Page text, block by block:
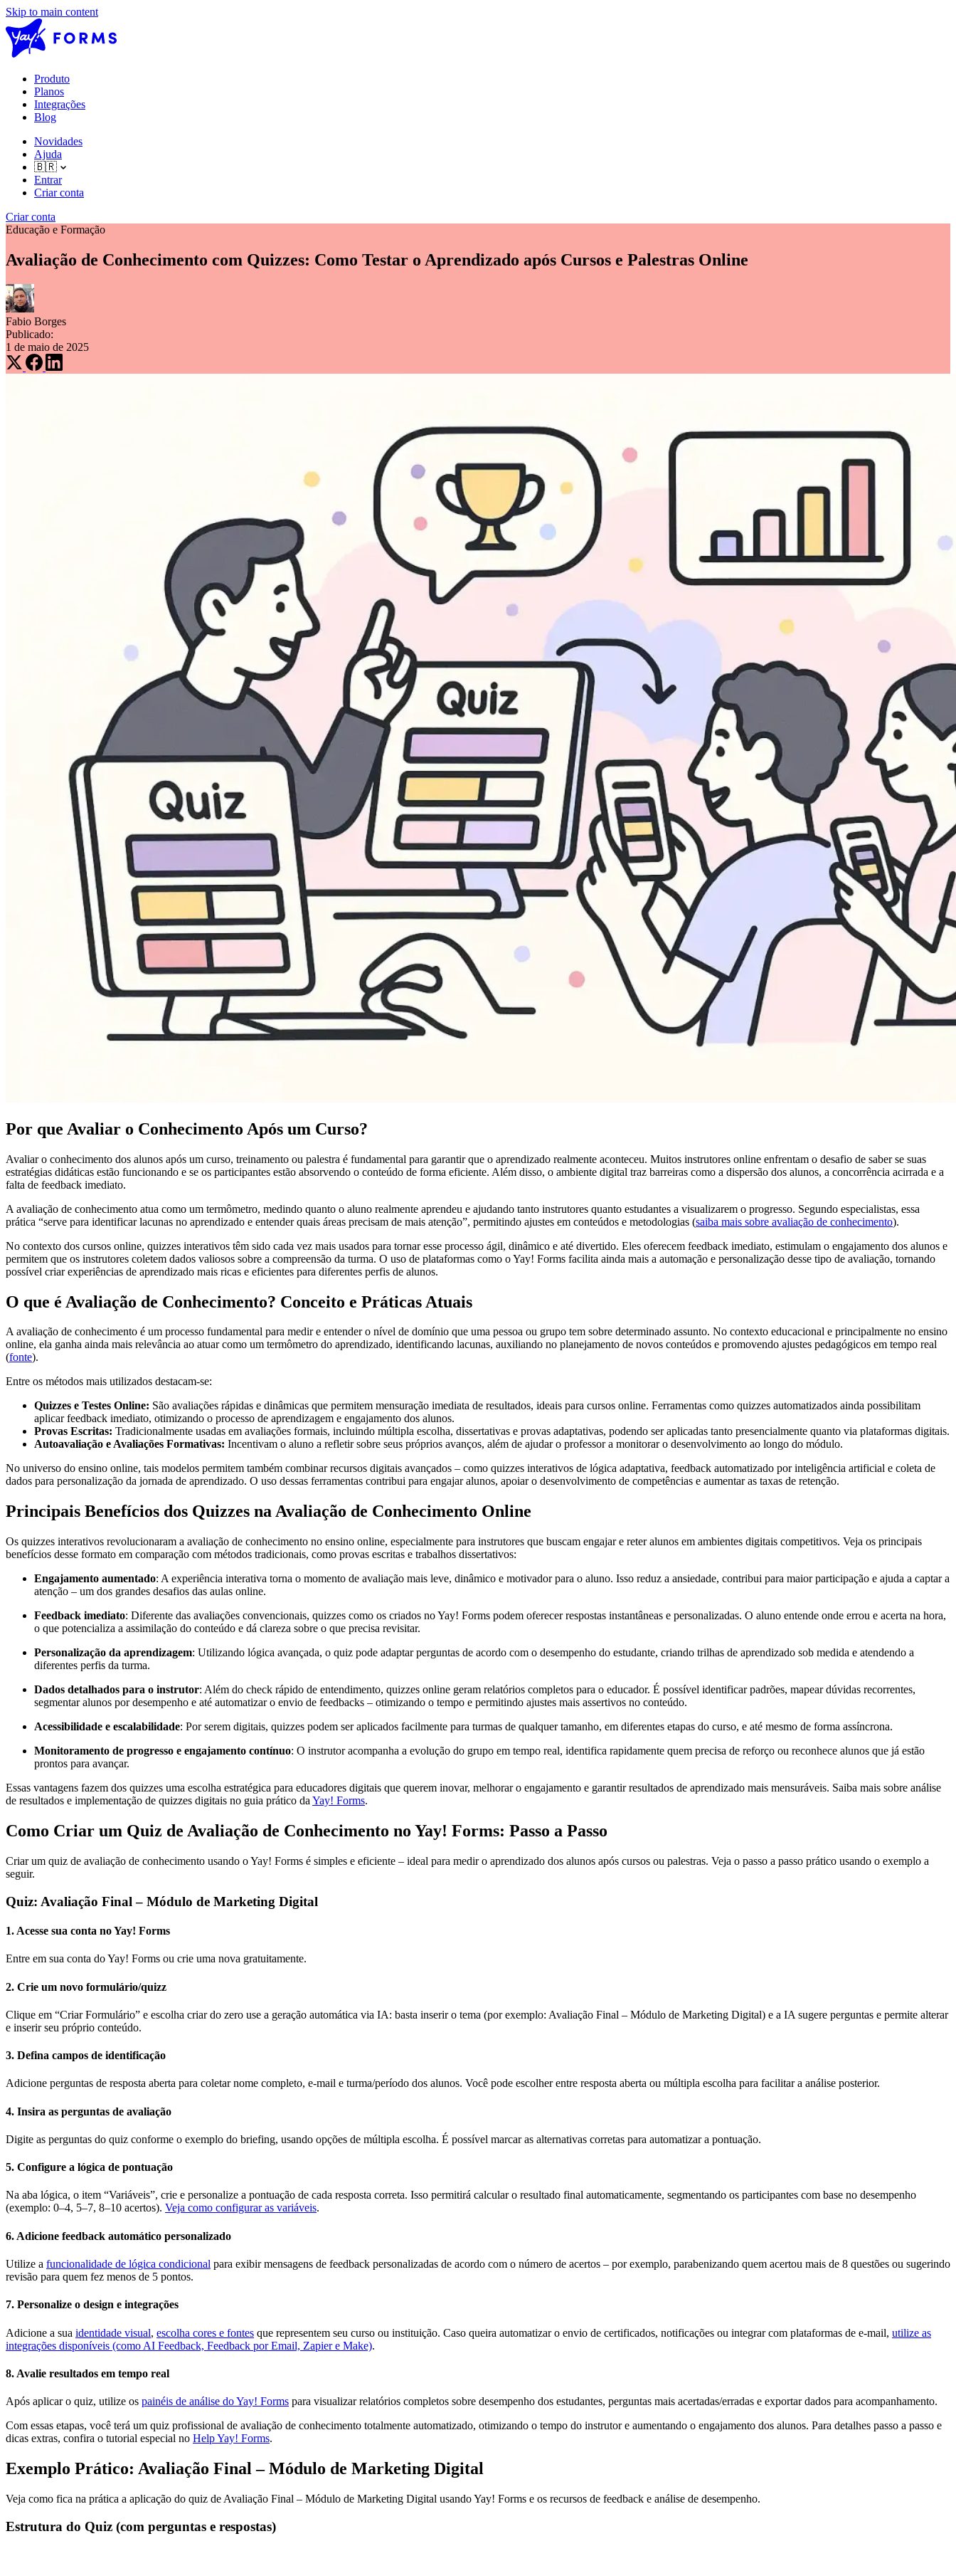
Skip to main content
Produto
Planos
Integrações
Blog
Novidades
Ajuda
🇧🇷
Entrar
Criar conta
Criar conta
Educação e Formação
Avaliação de Conhecimento com Quizzes: Como Testar o Aprendizado após Cursos e Palestras Online
Fabio Borges
Publicado:
1 de maio de 2025
Por que Avaliar o Conhecimento Após um Curso?
Avaliar o conhecimento dos alunos após um curso, treinamento ou palestra é fundamental para garantir que o aprendizado realmente aconteceu. Muitos instrutores online enfrentam o desafio de saber se suas
estratégias didáticas estão funcionando e se os participantes estão absorvendo o conteúdo de forma eficiente. Além disso, o ambiente digital traz barreiras como a dispersão dos alunos, a concorrência acirrada e a
falta de feedback imediato.
A avaliação de conhecimento atua como um termômetro, medindo quanto o aluno realmente aprendeu e ajudando tanto instrutores quanto estudantes a visualizarem o progresso. Segundo especialistas, essa
prática “serve para identificar lacunas no aprendizado e entender quais áreas precisam de mais atenção”, permitindo ajustes em conteúdos e metodologias (saiba mais sobre avaliação de conhecimento).
No contexto dos cursos online, quizzes interativos têm sido cada vez mais usados para tornar esse processo ágil, dinâmico e até divertido. Eles oferecem feedback imediato, estimulam o engajamento dos alunos e
permitem que os instrutores coletem dados valiosos sobre a compreensão da turma. O uso de plataformas como o Yay! Forms facilita ainda mais a automação e personalização desse tipo de avaliação, tornando
possível criar experiências de aprendizado mais ricas e eficientes para diferentes perfis de alunos.
O que é Avaliação de Conhecimento? Conceito e Práticas Atuais
A avaliação de conhecimento é um processo fundamental para medir e entender o nível de domínio que uma pessoa ou grupo tem sobre determinado assunto. No contexto educacional e principalmente no ensino
online, ela ganha ainda mais relevância ao atuar como um termômetro do aprendizado, identificando lacunas, auxiliando no planejamento de novos conteúdos e promovendo ajustes pedagógicos em tempo real
(fonte).
Entre os métodos mais utilizados destacam-se:
Quizzes e Testes Online: São avaliações rápidas e dinâmicas que permitem mensuração imediata de resultados, ideais para cursos online. Ferramentas como quizzes automatizados ainda possibilitam
aplicar feedback imediato, otimizando o processo de aprendizagem e engajamento dos alunos.
Provas Escritas: Tradicionalmente usadas em avaliações formais, incluindo múltipla escolha, dissertativas e provas adaptativas, podendo ser aplicadas tanto presencialmente quanto via plataformas digitais.
Autoavaliação e Avaliações Formativas: Incentivam o aluno a refletir sobre seus próprios avanços, além de ajudar o professor a monitorar o desenvolvimento ao longo do módulo.
No universo do ensino online, tais modelos permitem também combinar recursos digitais avançados – como quizzes interativos de lógica adaptativa, feedback automatizado por inteligência artificial e coleta de
dados para personalização da jornada de aprendizado. O uso dessas ferramentas contribui para engajar alunos, apoiar o desenvolvimento de competências e aumentar as taxas de retenção.
Principais Benefícios dos Quizzes na Avaliação de Conhecimento Online
Os quizzes interativos revolucionaram a avaliação de conhecimento no ensino online, especialmente para instrutores que buscam engajar e reter alunos em ambientes digitais competitivos. Veja os principais
benefícios desse formato em comparação com métodos tradicionais, como provas escritas e trabalhos dissertativos:
Engajamento aumentado: A experiência interativa torna o momento de avaliação mais leve, dinâmico e motivador para o aluno. Isso reduz a ansiedade, contribui para maior participação e ajuda a captar a
atenção – um dos grandes desafios das aulas online.
Feedback imediato: Diferente das avaliações convencionais, quizzes como os criados no Yay! Forms podem oferecer respostas instantâneas e personalizadas. O aluno entende onde errou e acerta na hora,
o que potencializa a assimilação do conteúdo e dá clareza sobre o que precisa revisitar.
Personalização da aprendizagem: Utilizando lógica avançada, o quiz pode adaptar perguntas de acordo com o desempenho do estudante, criando trilhas de aprendizado sob medida e atendendo a
diferentes perfis da turma.
Dados detalhados para o instrutor: Além do check rápido de entendimento, quizzes online geram relatórios completos para o educador. É possível identificar padrões, mapear dúvidas recorrentes,
segmentar alunos por desempenho e até automatizar o envio de feedbacks – otimizando o tempo e permitindo ajustes mais assertivos no conteúdo.
Acessibilidade e escalabilidade: Por serem digitais, quizzes podem ser aplicados facilmente para turmas de qualquer tamanho, em diferentes etapas do curso, e até mesmo de forma assíncrona.
Monitoramento de progresso e engajamento contínuo: O instrutor acompanha a evolução do grupo em tempo real, identifica rapidamente quem precisa de reforço ou reconhece alunos que já estão
prontos para avançar.
Essas vantagens fazem dos quizzes uma escolha estratégica para educadores digitais que querem inovar, melhorar o engajamento e garantir resultados de aprendizado mais mensuráveis. Saiba mais sobre análise
de resultados e implementação de quizzes digitais no guia prático da Yay! Forms.
Como Criar um Quiz de Avaliação de Conhecimento no Yay! Forms: Passo a Passo
Criar um quiz de avaliação de conhecimento usando o Yay! Forms é simples e eficiente – ideal para medir o aprendizado dos alunos após cursos ou palestras. Veja o passo a passo prático usando o exemplo a
seguir.
Quiz: Avaliação Final – Módulo de Marketing Digital
1. Acesse sua conta no Yay! Forms
Entre em sua conta do Yay! Forms ou crie uma nova gratuitamente.
2. Crie um novo formulário/quizz
Clique em “Criar Formulário” e escolha criar do zero use a geração automática via IA: basta inserir o tema (por exemplo: Avaliação Final – Módulo de Marketing Digital) e a IA sugere perguntas e permite alterar
e inserir seu próprio conteúdo.
3. Defina campos de identificação
Adicione perguntas de resposta aberta para coletar nome completo, e-mail e turma/período dos alunos. Você pode escolher entre resposta aberta ou múltipla escolha para facilitar a análise posterior.
4. Insira as perguntas de avaliação
Digite as perguntas do quiz conforme o exemplo do briefing, usando opções de múltipla escolha. É possível marcar as alternativas corretas para automatizar a pontuação.
5. Configure a lógica de pontuação
Na aba lógica, o item “Variáveis”, crie e personalize a pontuação de cada resposta correta. Isso permitirá calcular o resultado final automaticamente, segmentando os participantes com base no desempenho
(exemplo: 0–4, 5–7, 8–10 acertos). Veja como configurar as variáveis.
6. Adicione feedback automático personalizado
Utilize a funcionalidade de lógica condicional para exibir mensagens de feedback personalizadas de acordo com o número de acertos – por exemplo, parabenizando quem acertou mais de 8 questões ou sugerindo
revisão para quem fez menos de 5 pontos.
7. Personalize o design e integrações
Adicione a sua identidade visual, escolha cores e fontes que representem seu curso ou instituição. Caso queira automatizar o envio de certificados, notificações ou integrar com plataformas de e-mail, utilize as
integrações disponíveis (como AI Feedback, Feedback por Email, Zapier e Make).
8. Avalie resultados em tempo real
Após aplicar o quiz, utilize os painéis de análise do Yay! Forms para visualizar relatórios completos sobre desempenho dos estudantes, perguntas mais acertadas/erradas e exportar dados para acompanhamento.
Com essas etapas, você terá um quiz profissional de avaliação de conhecimento totalmente automatizado, otimizando o tempo do instrutor e aumentando o engajamento dos alunos. Para detalhes passo a passo e
dicas extras, confira o tutorial especial no Help Yay! Forms.
Exemplo Prático: Avaliação Final – Módulo de Marketing Digital
Veja como fica na prática a aplicação do quiz de Avaliação Final – Módulo de Marketing Digital usando Yay! Forms e os recursos de feedback e análise de desempenho.
Estrutura do Quiz (com perguntas e respostas)